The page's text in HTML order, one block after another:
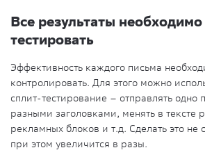
Все результаты
тестировать
Эффективность каждого письма
контролировать. Для этого можно
сплит-тестирование – отправлять одно
разными заголовками, менять в тексте
рекламных блоков и т.д. Сделать это не
при этом увеличится в разы.